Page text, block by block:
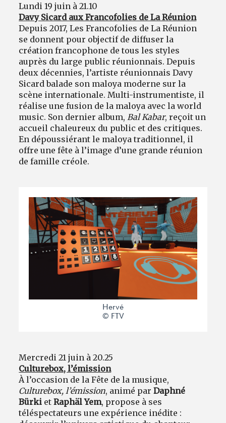
Lundi 19 juin à 21.10
Davy Sicard aux Francofolies de La Réunion
Depuis 2017, Les Francofolies de La Réunion
se donnent pour objectif de diffuser la
création francophone de tous les styles
auprès du large public réunionnais. Depuis
deux décennies, l’artiste réunionnais Davy
Sicard balade son maloya moderne sur la
scène internationale. Multi-instrumentiste, il
réalise une fusion de la maloya avec la world
music. Son dernier album, Bal Kabar, reçoit un
accueil chaleureux du public et des critiques.
En dépoussiérant le maloya traditionnel, il
offre une fête à l’image d’une grande réunion
de famille créole.
Hervé
© FTV
Mercredi 21 juin à 20.25
Culturebox, l’émission
À l’occasion de la Fête de la musique,
Culturebox, l’émission, animé parDaphné
Bürki etRaphäl Yem, propose à ses
téléspectateurs une expérience inédite :